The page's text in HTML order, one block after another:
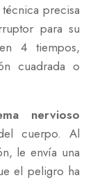
precisa
para su
4 tiempos,
cuadrada o
nervioso
cuerpo. Al
le envía una
el peligro ha